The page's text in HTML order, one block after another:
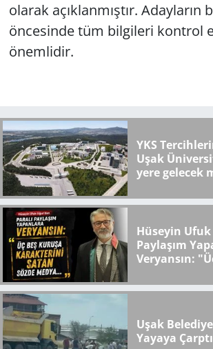
olarak açıklanmıştır. Adayların
öncesinde tüm bilgileri kontrol
önemlidir.
YKS
Uşak
yere gelecek
Hüseyin
Paylaşım
Veryansın:
Medya..."
Uşak
Yayaya